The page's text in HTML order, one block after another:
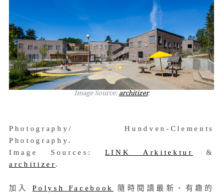
Image Source:architizer.
Photography/ Hundven-Clements
Photography.
Image Sources: LINK Arkitektur
&
architizer .
加入Polysh Facebook
隨時閱讀最新、有趣的